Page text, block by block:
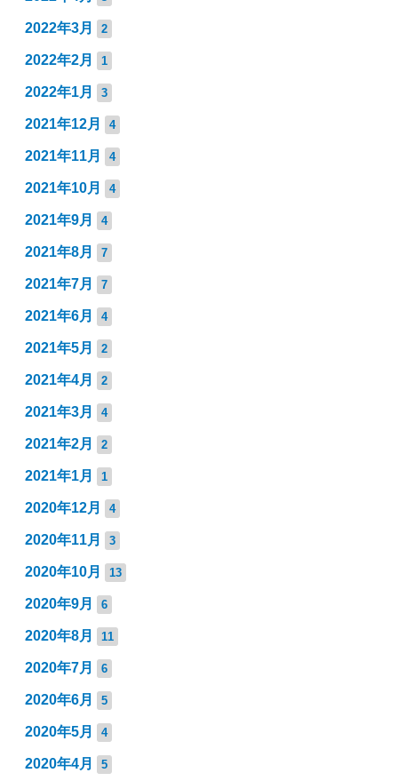
2022年3月 2
2022年2月 1
2022年1月 3
2021年12月 4
2021年11月 4
2021年10月 4
2021年9月 4
2021年8月 7
2021年7月 7
2021年6月 4
2021年5月 2
2021年4月 2
2021年3月 4
2021年2月 2
2021年1月 1
2020年12月 4
2020年11月 3
2020年10月 13
2020年9月 6
2020年8月 11
2020年7月 6
2020年6月 5
2020年5月 4
2020年4月 5